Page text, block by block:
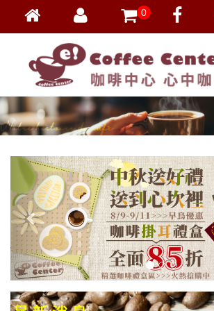
會員登入
忘記密碼
加入會員
VIP登入
VIP申請
0